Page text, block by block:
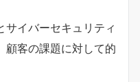
サイバーセキュリティ
顧客の課題に対して的